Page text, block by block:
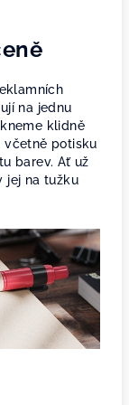
na jednu
klidně
včetně potisku
barev. Ať už
jej na tužku